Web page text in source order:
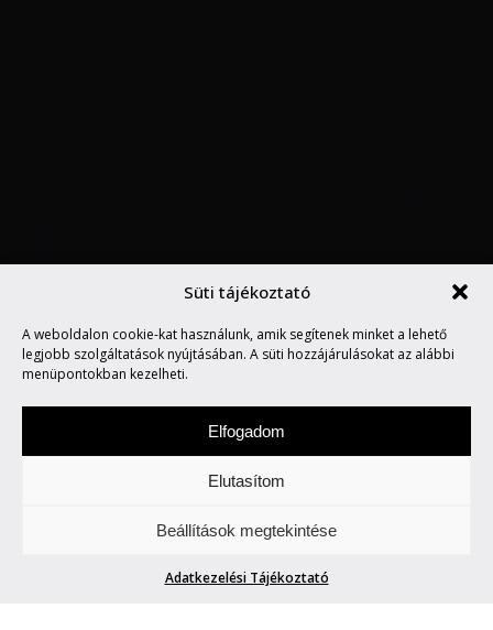
Süti tájékoztató
A weboldalon cookie-kat használunk, amik segítenek minket a lehető
legjobb szolgáltatások nyújtásában. A süti hozzájárulásokat az alábbi
menüpontokban kezelheti.
Elfogadom
Elutasítom
Beállítások megtekintése
Adatkezelési Tájékoztató
FORTUNA VS ANANKÉ
SZTÁRBOX
Csütörtökönként locsogunk/ fecsegünk az
Életről. Meg mindenről.